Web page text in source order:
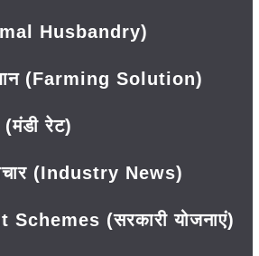
Husbandry)
(Farming Solution)
रेट)
(Industry News)
(सरकारी योजनाएं)